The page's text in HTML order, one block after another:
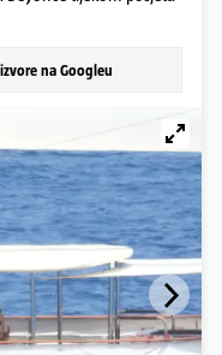
na Googleu